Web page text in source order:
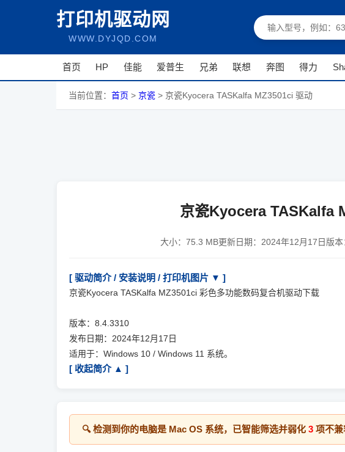
打印机驱动网
WWW.DYJQD.COM
首页 HP 佳能 爱普生 兄弟 联想 奔图 得力
当前位置： 首页 > 京瓷 > 京瓷Kyocera TASKalfa MZ3501ci 驱动
京瓷Kyocera TASKalfa
大小： 75.3 MB更新日期： 2024年12月17日 版本
[ 驱动简介 / 安装说明 / 打印机图片 ▼ ]
京瓷Kyocera TASKalfa MZ3501ci 彩色多功能数码复合机驱动下载
版本：8.4.3310
发布日期：2024年12月17日
适用于：Windows 10 / Windows 11 系统。
[ 收起简介 ▲ ]
🔍 检测到你的电脑是 Mac OS 系统，已智能筛选并弱化 3 项不